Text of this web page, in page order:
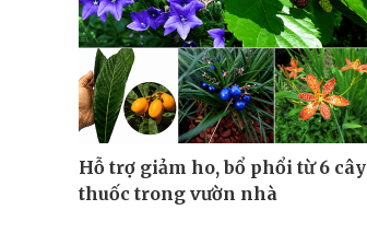
Hỗ trợ giảm ho, bổ phổi từ 6 cây
thuốc trong vườn nhà